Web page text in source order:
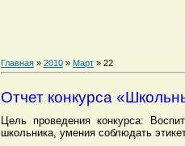
Главная » 2010 » Март » 22
Отчет конкурса
Цель проведения конкурса:
школьника, умения соблюдать